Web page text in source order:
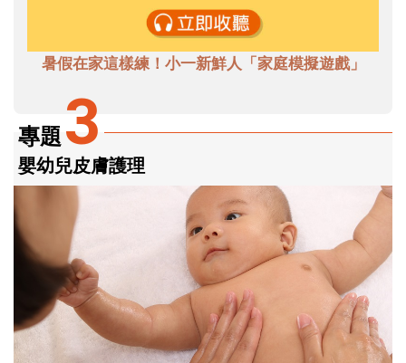
暑假在家這樣練！小一新鮮人「家庭模擬遊戲」
專題3
嬰幼兒皮膚護理